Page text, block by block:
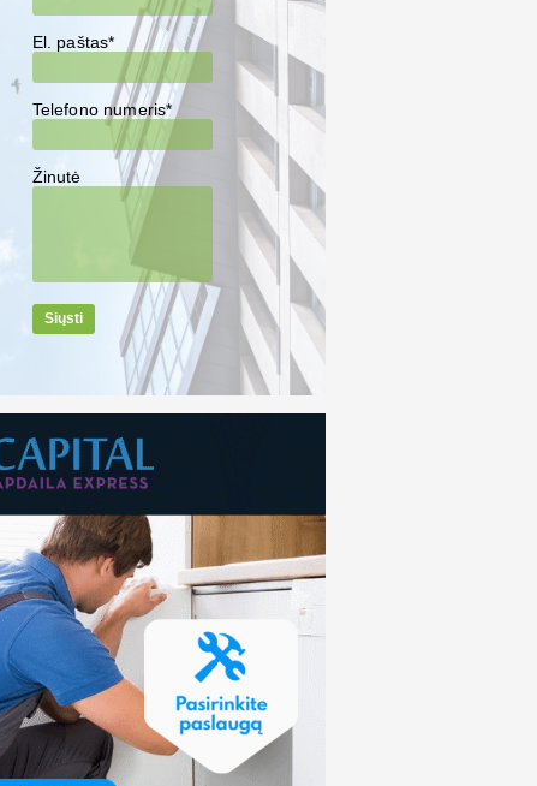
El. paštas*
Telefono numeris*
Žinutė
Siųsti